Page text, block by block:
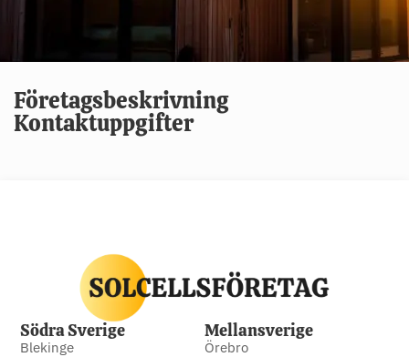
Företagsbeskrivning
Kontaktuppgifter
Södra Sverige
Blekinge
Mellansverige
Örebro